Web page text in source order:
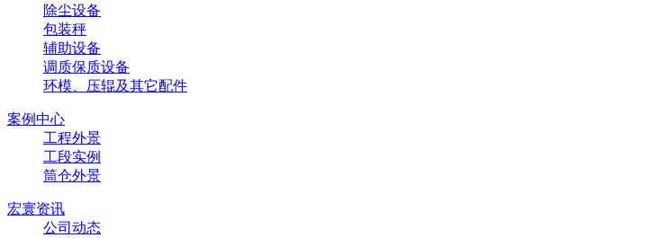
除尘设备
包装秤
辅助设备
调质保质设备
环模、压辊及其它配件
案例中心
工程外景
工段实例
筒仓外景
宏寰资讯
公司动态